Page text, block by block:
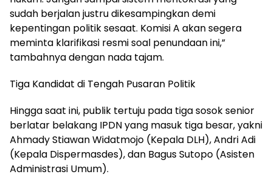
sudah berjalan justru dikesampingkan demi
kepentingan politik sesaat. Komisi A akan segera
meminta klarifikasi resmi soal penundaan ini,”
tambahnya dengan nada tajam.
​Tiga Kandidat di Tengah Pusaran Politik
​Hingga saat ini, publik tertuju pada tiga sosok senior
berlatar belakang IPDN yang masuk tiga besar, yakni
Ahmady Stiawan Widatmojo (Kepala DLH), Andri Adi
(Kepala Dispermasdes), dan Bagus Sutopo (Asisten
Administrasi Umum).